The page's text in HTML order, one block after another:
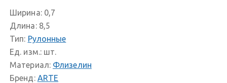
Ширина:0,7
Длина:8,5
Тип: Рулонные
Ед. изм.:шт.
Материал: Флизелин
Бренд: ARTE